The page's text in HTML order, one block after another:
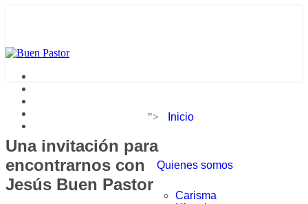
"> Inicio
Quienes somos
Carisma
Una invitación para
encontrarnos con
Jesús Buen Pastor